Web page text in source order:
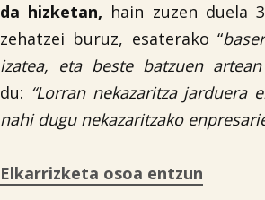
da hizketan, hain zuzen duela
zehatzei buruz, esaterako “
izatea, eta beste batzuen
du: “Lorran nekazaritza
nahi dugu nekazaritzako
Elkarrizketa osoa entzun